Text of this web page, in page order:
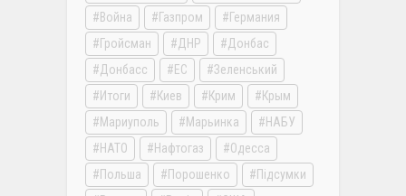
Война
Газпром
Германия
Гройсман
ДНР
Донбас
Донбасс
ЕС
Зеленський
Итоги
Киев Крим
Крым
Мариуполь
Марьинка
НАБУ
НАТО
Нафтогаз
Одесса
Польша
Порошенко
Підсумки